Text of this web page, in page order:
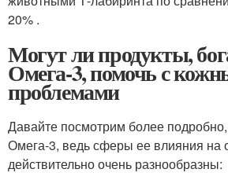
20% .
Могут ли продукты,
Омега-3, помочь с
проблемами
Давайте посмотрим более
Омега-3, ведь сферы ее влияния на
действительно очень разнообразны: